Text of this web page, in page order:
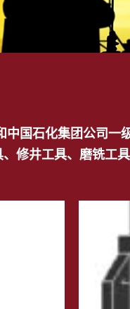
国石化集团公司
修井工具、磨铣工